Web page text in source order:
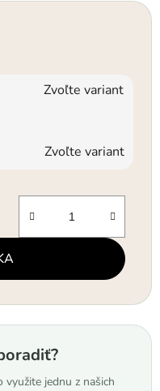
Zvoľte variant
Zvoľte variant
využite jednu z našich